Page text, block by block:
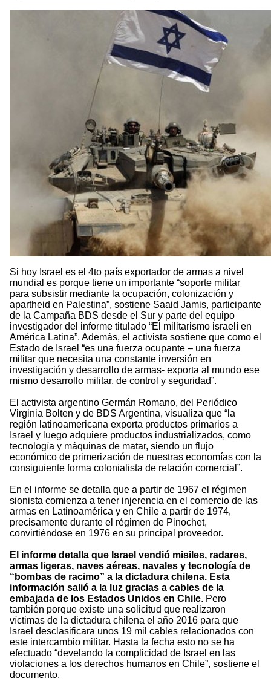
Si hoy Israel es el 4to país exportador de armas a nivel
mundial es porque tiene un importante “soporte militar
para subsistir mediante la ocupación, colonización y
apartheid en Palestina”, sostiene Saaid Jamis, participante
de la Campaña BDS desde el Sur y parte del equipo
investigador del informe titulado “El militarismo israelí en
América Latina”. Además, el activista sostiene que como el
Estado de Israel “es una fuerza ocupante – una fuerza
militar que necesita una constante inversión en
investigación y desarrollo de armas- exporta al mundo ese
mismo desarrollo militar, de control y seguridad”.
El activista argentino Germán Romano, del Periódico
Virginia Bolten y de BDS Argentina, visualiza que “la
región latinoamericana exporta productos primarios a
Israel y luego adquiere productos industrializados, como
tecnología y máquinas de matar, siendo un flujo
económico de primerización de nuestras economías con la
consiguiente forma colonialista de relación comercial”.
En el informe se detalla que a partir de 1967 el régimen
sionista comienza a tener injerencia en el comercio de las
armas en Latinoamérica y en Chile a partir de 1974,
precisamente durante el régimen de Pinochet,
convirtiéndose en 1976 en su principal proveedor.
El informe detalla que Israel vendió misiles, radares,
armas ligeras, naves aéreas, navales y tecnología de
“bombas de racimo” a la dictadura chilena. Esta
información salió a la luz gracias a cables de la
embajada de los Estados Unidos en Chile. Pero
también porque existe una solicitud que realizaron
víctimas de la dictadura chilena el año 2016 para que
Israel desclasificara unos 19 mil cables relacionados con
este intercambio militar. Hasta la fecha esto no se ha
efectuado “develando la complicidad de Israel en las
violaciones a los derechos humanos en Chile”, sostiene el
documento.